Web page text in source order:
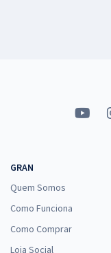
GRAN
Quem Somos
Como Funciona
Como Comprar
Loja Social